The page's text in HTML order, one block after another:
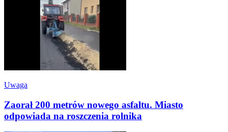
Uwaga
Zaorał 200 metrów nowego asfaltu. Miasto
odpowiada na roszczenia rolnika